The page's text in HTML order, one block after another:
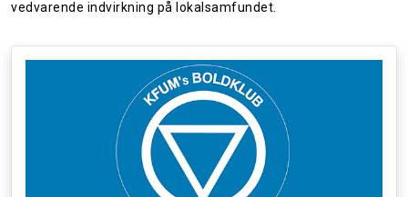
vedvarende indvirkning på lokalsamfundet.